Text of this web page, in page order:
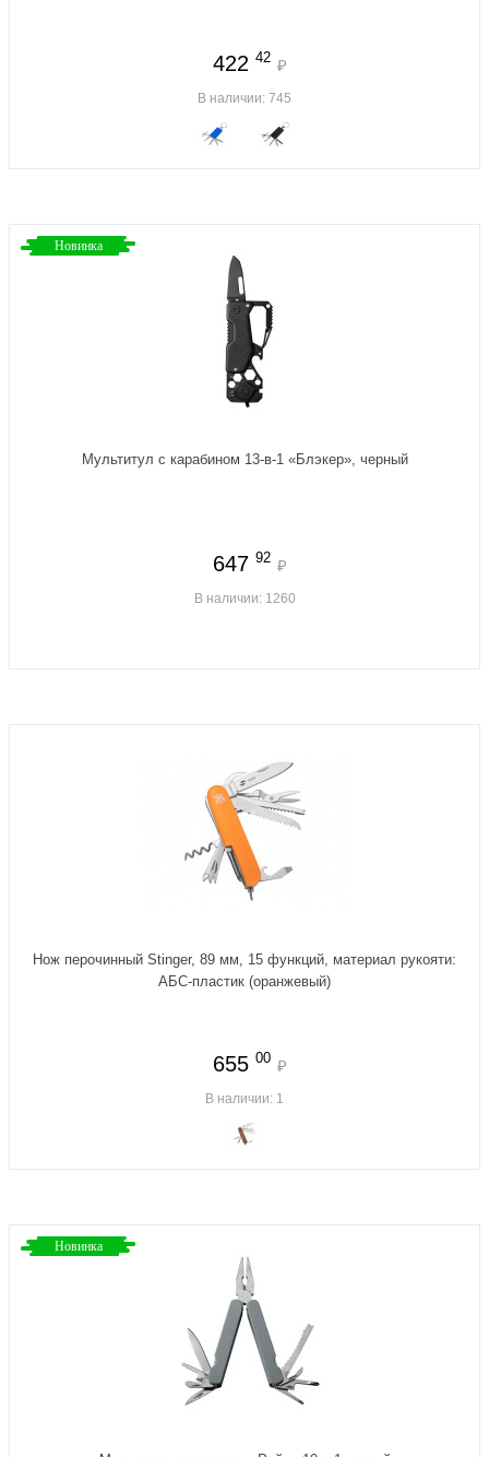
422 42 ₽
В наличии: 745
Новинка
Мультитул с карабином 13-в-1 «Блэкер», черный
647 92 ₽
В наличии: 1260
Нож перочинный Stinger, 89 мм, 15 функций, материал рукояти:
АБС-пластик (оранжевый)
655 00 ₽
В наличии: 1
Новинка